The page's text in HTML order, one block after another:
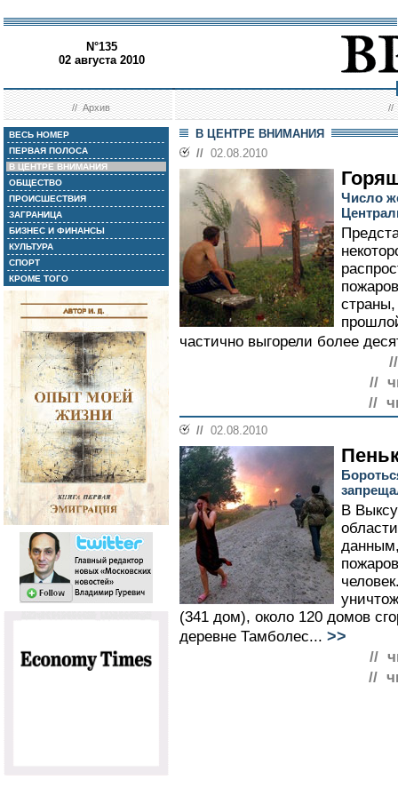
N°135
02 августа 2010
//Архив //
ВЕСЬ НОМЕР
ПЕРВАЯ ПОЛОСА
В ЦЕНТРЕ ВНИМАНИЯ
ОБЩЕСТВО
ПРОИСШЕСТВИЯ
ЗАГРАНИЦА
БИЗНЕС И ФИНАНСЫ
КУЛЬТУРА
СПОРТ
КРОМЕ ТОГО
В ЦЕНТРЕ ВНИМАНИЯ
// 02.08.2010
Число
страны,
частично выгорели более
//
//
// 02.08.2010
В
(341 дом), около 120 домов
деревне Тамболес... >>
//
//